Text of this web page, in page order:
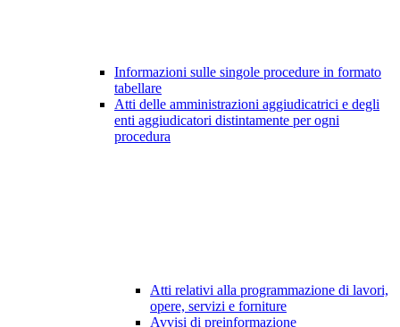
Informazioni sulle singole procedure in formato
tabellare
Atti delle amministrazioni aggiudicatrici e degli
enti aggiudicatori distintamente per ogni
procedura
Atti relativi alla programmazione di lavori,
opere, servizi e forniture
Avvisi di preinformazione